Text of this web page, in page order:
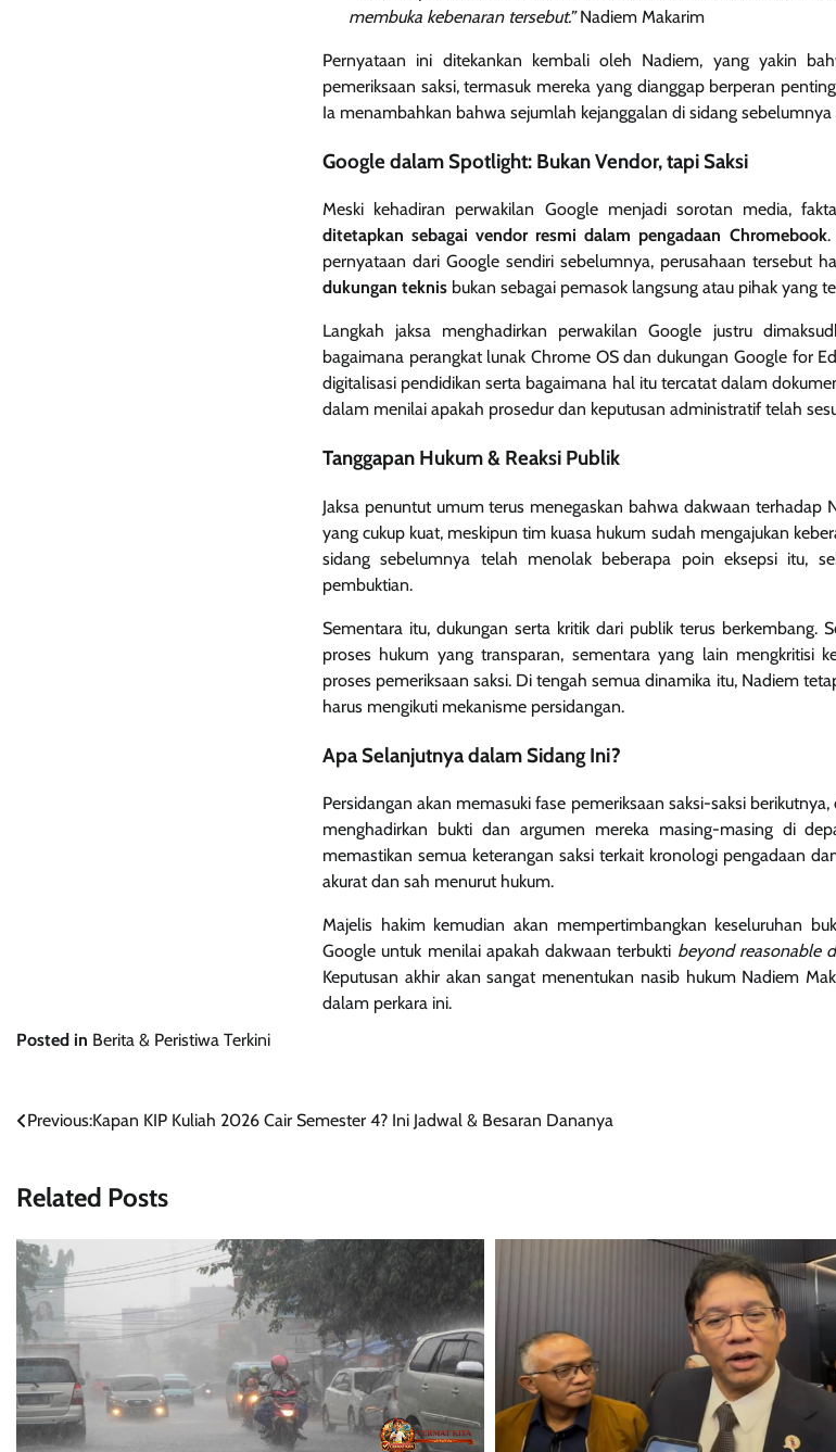
membuka kebenaran tersebut.”Nadiem Makarim
Pernyataan ini ditekankan kembali oleh Nadiem, yang yakin
pemeriksaan saksi, termasuk mereka yang dianggap berperan
Ia menambahkan bahwa sejumlah kejanggalan di sidang
Google dalam Spotlight: Bukan Vendor, tapi Saksi
Meski kehadiran perwakilan Google menjadi sorotan media,
ditetapkan sebagai vendor resmi dalam pengadaan Chromebook.
pernyataan dari Google sendiri sebelumnya, perusahaan tersebut
dukungan teknis bukan sebagai pemasok langsung atau pihak yang
Langkah jaksa menghadirkan perwakilan Google justru
bagaimana perangkat lunak Chrome OS dan dukungan Google for
digitalisasi pendidikan serta bagaimana hal itu tercatat dalam
dalam menilai apakah prosedur dan keputusan administratif telah
Tanggapan Hukum & Reaksi Publik
Jaksa penuntut umum terus menegaskan bahwa dakwaan terhadap
yang cukup kuat, meskipun tim kuasa hukum sudah mengajukan
sidang sebelumnya telah menolak beberapa poin eksepsi itu,
pembuktian.
Sementara itu, dukungan serta kritik dari publik terus berkembang.
proses hukum yang transparan, sementara yang lain mengkritisi
proses pemeriksaan saksi. Di tengah semua dinamika itu, Nadiem
harus mengikuti mekanisme persidangan.
Apa Selanjutnya dalam Sidang Ini?
Persidangan akan memasuki fase pemeriksaan saksi-saksi
menghadirkan bukti dan argumen mereka masing-masing di
memastikan semua keterangan saksi terkait kronologi pengadaan
akurat dan sah menurut hukum.
Majelis hakim kemudian akan mempertimbangkan keseluruhan
Google untuk menilai apakah dakwaan terbukti beyond reasonable
Keputusan akhir akan sangat menentukan nasib hukum Nadiem
dalam perkara ini.
Posted in Berita & Peristiwa Terkini
Navigasi
Previous:Kapan KIP Kuliah 2026 Cair Semester 4? Ini Jadwal & Besaran Dananya
Related Posts